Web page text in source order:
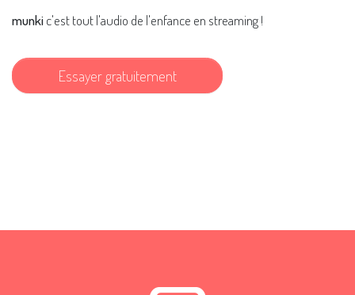
munkic'est tout l'audio de l'enfance en streaming !
Essayer gratuitement